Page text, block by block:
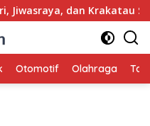
dan Krakatau Steel
Otomotif Olahraga